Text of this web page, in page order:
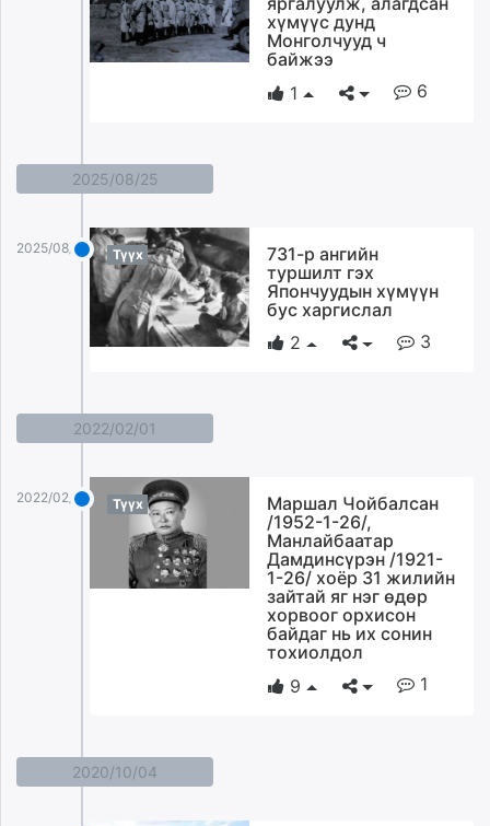
eagle.mn
zarig.mn
today.mn
ugluu.mn
asu.mn
shuurhai.mn
unuudur.mn
mass.mn
unegui.mn
хүмүүс дунд
Монголчууд ч
байжээ
1
6
2025/08/25
2025/08/25 Түүх
731-р ангийн
туршилт гэх
Япончуудын хүмүүн
бус харгислал
2
3
2022/02/01
2022/02/01 Түүх
Маршал Чойбалсан
/1952-1-26/,
Манлайбаатар
Дамдинсүрэн /1921-
1-26/ хоёр 31 жилийн
зайтай яг нэг өдөр
хорвоог орхисон
байдаг нь их сонин
тохиолдол
9
1
2020/10/04